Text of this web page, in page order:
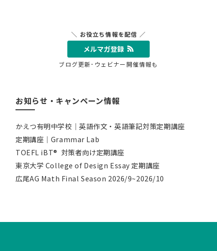
＼ お役立ち情報を配信 ／
メルマガ登録
ブログ更新･ウェビナー開催情報も
お知らせ・キャンペーン情報
かえつ有明中学校｜英語作文・英語筆記対策定期講座
定期講座｜Grammar Lab
TOEFL iBT® 対策者向け定期講座
東京大学 College of Design Essay 定期講座
広尾AG Math Final Season 2026/9~2026/10